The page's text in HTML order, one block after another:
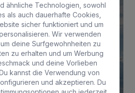
den Klimawandel
ähnliche Technologien, sowohl
als auch dauerhafte Cookies,
sicher funktioniert und um
Wir verwenden
deine Surfgewohnheiten zu
zu erhalten und um Werbung
und deine Vorlieben
kannst die Verwendung von
und akzeptieren. Du